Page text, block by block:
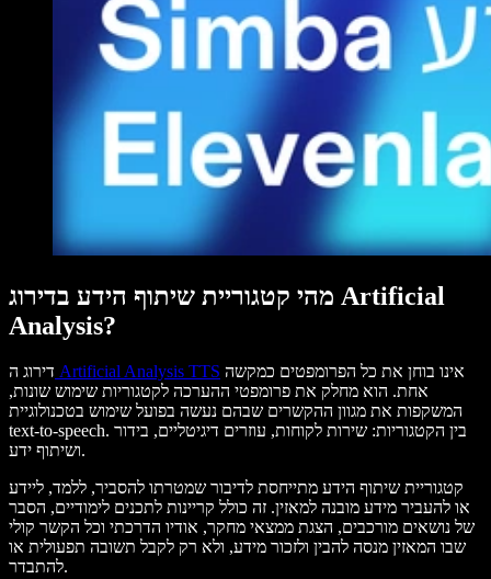
מהי קטגוריית שיתוף הידע בדירוג Artificial
Analysis?
דירוג ה Artificial Analysis TTS
אחת. הוא מחלק את פרומפטי ההערכה לקטגוריות שימוש שונות,
המשקפות את מגוון ההקשרים שבהם נעשה בפועל שימוש בטכנולוגיית
text-to-speech. בין הקטגוריות: שירות לקוחות, עוזרים דיגיטליים, בידור
ושיתוף ידע.
קטגוריית שיתוף הידע מתייחסת לדיבור שמטרתו להסביר, ללמד, ליידע
או להעביר מידע מובנה למאזין. זה כולל קריינות לתכנים לימודיים, הסבר
של נושאים מורכבים, הצגת ממצאי מחקר, אודיו הדרכתי וכל הקשר קולי
שבו המאזין מנסה להבין ולזכור מידע, ולא רק לקבל תשובה תפעולית או
להתבדר.